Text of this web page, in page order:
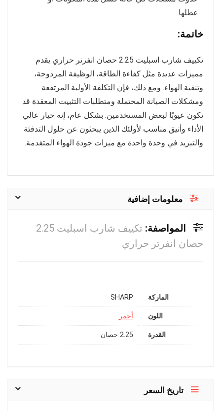
عطلها.
خاتمة:
تكييف شارب اسبليت 2.25 حصان انفرتر حراري يقدم
مميزات عديدة مثل كفاءة الطاقة، الوظيفة المزدوجة،
وتنقية الهواء. ومع ذلك، فإن التكلفة الأولية المرتفعة
ومشكلات الصيانة المحتملة ومتطلبات التثبيت المعقدة قد
تكون عيوبًا لبعض المستخدمين. بشكل عام، إنه خيار عالي
الأداء وأنيق مناسب لأولئك الذين يبحثون عن حلول التدفئة
والتبريد في وحدة واحدة مع ميزات جودة الهواء المتقدمة.
معلومات إضافية
المواصفة:
تكييف شارب اسبليت 2.25
حصان انفرتر حراري
الماركة SHARP
اللون أحمر
القدرة 2.25 حصان
تاريخ السعر